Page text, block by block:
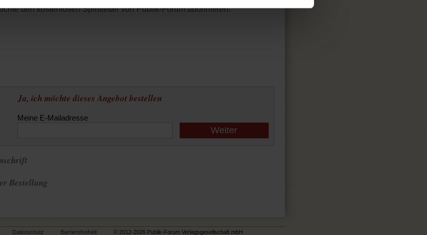
den kostenlosen Spiritletter von Publik-Forum abonnieren.
Ja, ich möchte dieses Angebot bestellen
Meine E-Mailadresse
Weiter
Bestellung
Datenschutz Barrierefreiheit © 2012-2026 Publik-Forum Verlagsgesellschaft mbH